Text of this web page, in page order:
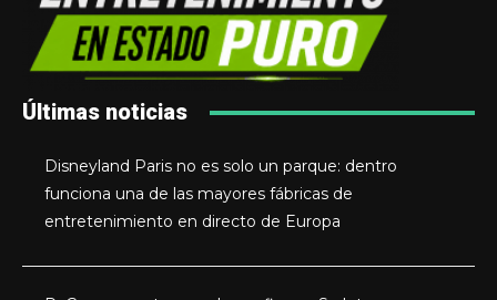
Últimas noticias
Disneyland Paris no es solo un parque: dentro
funciona una de las mayores fábricas de
entretenimiento en directo de Europa